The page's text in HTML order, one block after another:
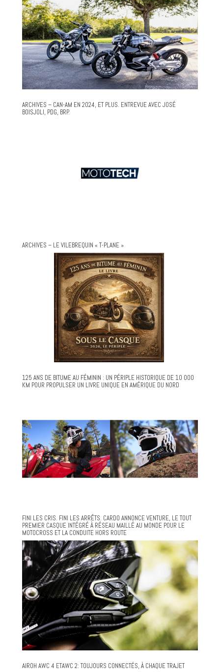
ARCHIVES – CAN-AM EN 2024, ET PLUS. ENTREVUE AVEC JOSÉ
BOISJOLI, PDG, BRP.
ARCHIVES – LE VILEBREQUIN « T-PLANE »
125 ANS DE BITUME AU FÉMININ : UN PÉRIPLE HISTORIQUE DE 10 000
KM POUR PROPULSER UN LIVRE UNIQUE EN AMÉRIQUE DU NORD
FINI LES CRIS. FINI LES ARRÊTS. CARDO ANNONCE VENTURE, LE TOUT
PREMIER CASQUE INTÉGRÉ À RÉSEAU MAILLÉ AU MONDE POUR LE
MOTOCROSS ET LA CONDUITE HORS ROUTE
AIROH AWC 4 ETAWC 2: TOUJOURS CONNECTÉS, À CHAQUE TRAJET